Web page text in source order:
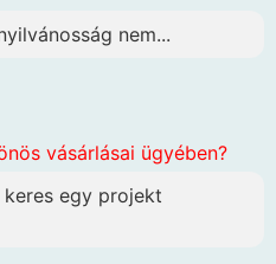
nem...
vásárlásai ügyében?
egy projekt